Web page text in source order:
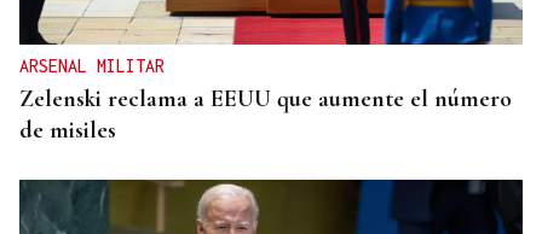
ARSENAL MILITAR
Zelenski reclama a EEUU que aumente el número
de misiles